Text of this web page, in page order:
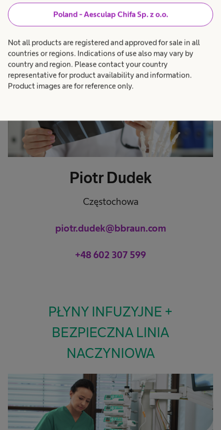
Poland - Aesculap Chifa Sp. z o.o.
Not all products are registered and approved for sale in all
countries or regions. Indications of use also may vary by
country and region. Please contact your country
representative for product availability and information.
Product images are for reference only.
Piotr Dudek
Częstochowa
piotr.dudek@bbraun.com
+48 602 307 599
PŁYNY INFUZYJNE +
BEZPIECZNA LINIA
NACZYNIOWA